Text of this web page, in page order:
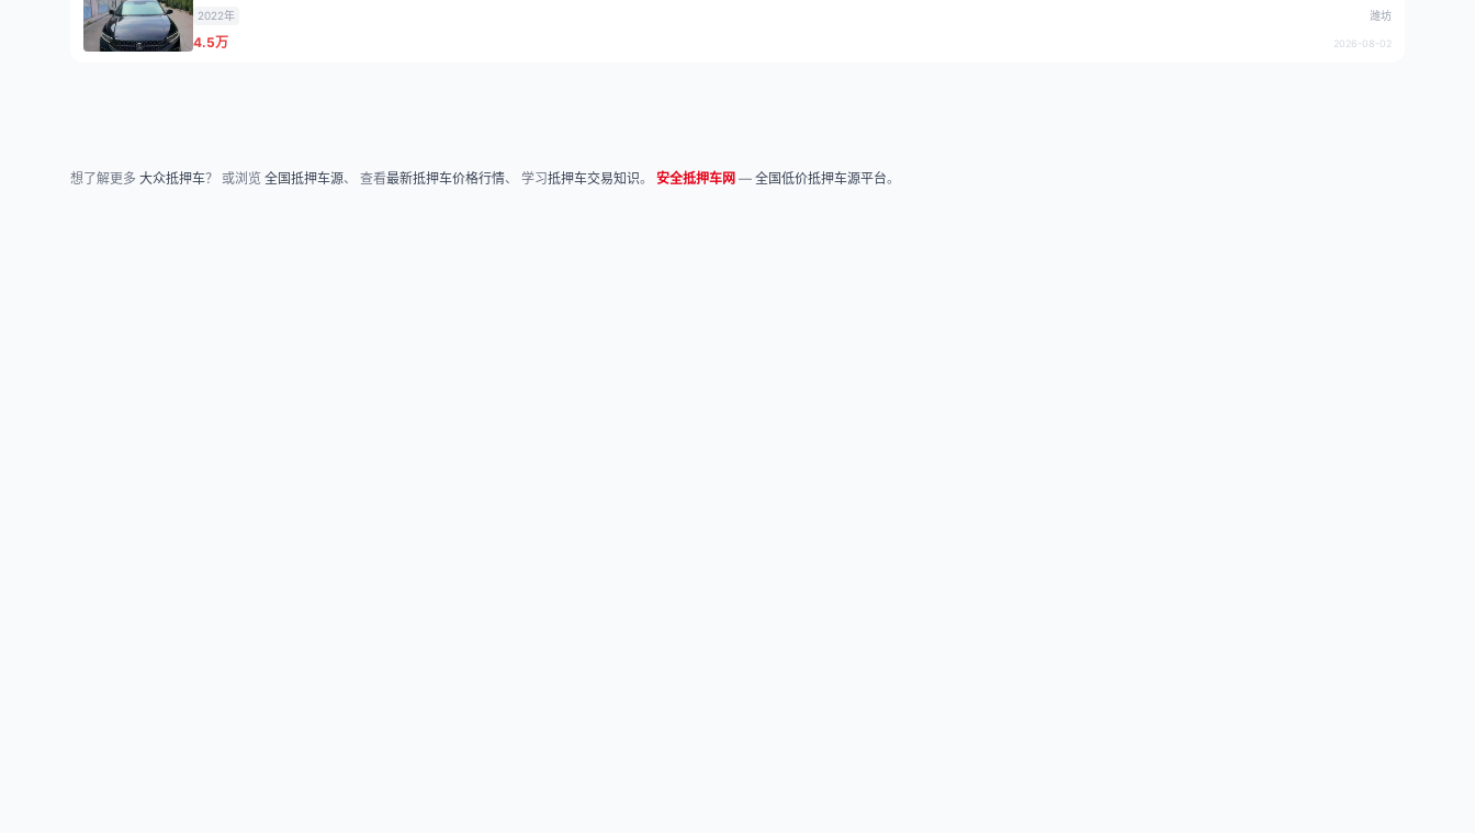
2022年 潍坊
4.5万 2026-08-02
想了解更多 大众抵押车？ 或浏览 全国抵押车源、 查看最新抵押车价格行情、 学习抵押车交易知识。 安全抵押车网 — 全国低价抵押车源平台。